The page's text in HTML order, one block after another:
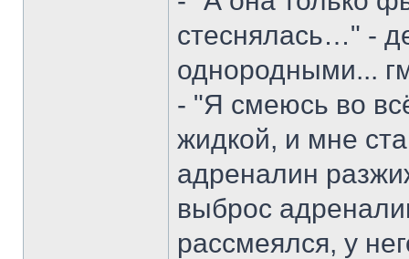
стеснялась…" -
однородными...
- "Я смеюсь во
жидкой, и мне
адреналин
выброс
рассмеялся, у